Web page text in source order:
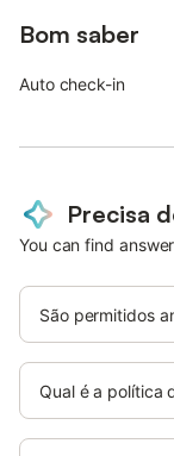
Bom saber
Auto check-in
Precisa
You can find
São permitidos
Qual é a política